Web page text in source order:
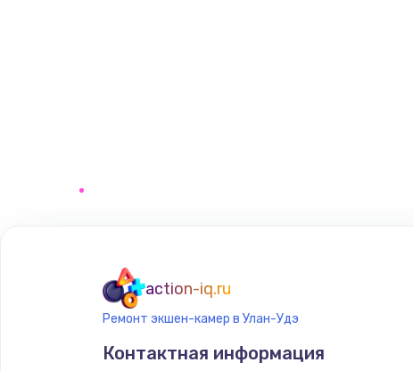
action-iq.ru
Ремонт экшен-камер в Улан-Удэ
Контактная информация